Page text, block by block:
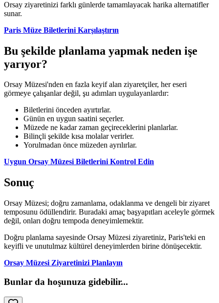
Orsay ziyaretinizi farklı günlerde tamamlayacak harika alternatifler
sunar.
Paris Müze Biletlerini Karşılaştırın
Bu şekilde planlama yapmak neden işe
yarıyor?
Orsay Müzesi'nden en fazla keyif alan ziyaretçiler, her eseri
görmeye çalışanlar değil, şu adımları uygulayanlardır:
Biletlerini önceden ayırtırlar.
Günün en uygun saatini seçerler.
Müzede ne kadar zaman geçireceklerini planlarlar.
Bilinçli şekilde kısa molalar verirler.
Yorulmadan önce müzeden ayrılırlar.
Uygun Orsay Müzesi Biletlerini Kontrol Edin
Sonuç
Orsay Müzesi; doğru zamanlama, odaklanma ve dengeli bir ziyaret
temposunu ödüllendirir. Buradaki amaç başyapıtları aceleyle görmek
değil, onları doğru tempoda deneyimlemektir.
Doğru planlama sayesinde Orsay Müzesi ziyaretiniz, Paris'teki en
keyifli ve unutulmaz kültürel deneyimlerden birine dönüşecektir.
Orsay Müzesi Ziyaretinizi Planlayın
Bunlar da hoşunuza gidebilir...